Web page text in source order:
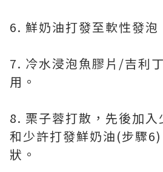
6. 鮮奶油打發至軟性發泡
7. 冷水浸泡魚膠片/吉利
用。
8. 栗子蓉打散，先後加
和少許打發鮮奶油(步驟
狀。